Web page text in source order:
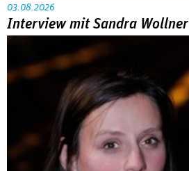
03.08.2026
Interview mit Sandra Wollner